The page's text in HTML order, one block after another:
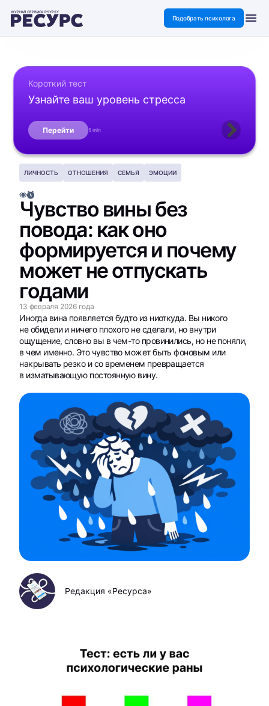
ЖУРНАЛ СЕРВИСА PSYPSY
Подобрать психолога
Короткий тест
Узнайте ваш уровень стресса
Перейти 5 min
ЛИЧНОСТЬ ОТНОШЕНИЯ СЕМЬЯ ЭМОЦИИ
Чувство вины без
повода: как оно
формируется и почему
может не отпускать
годами
13 февраля 2026 года
Иногда вина появляется будто из ниоткуда. Вы никого
не обидели и ничего плохого не сделали, но внутри
ощущение, словно вы в чем-то провинились, но не поняли,
в чем именно. Это чувство может быть фоновым или
накрывать резко и со временем превращается
в изматывающую постоянную вину.
Редакция «Ресурса»